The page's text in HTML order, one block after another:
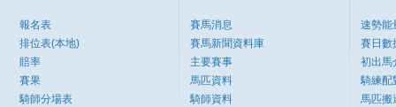
報名表
排位表(本地)
賠率
賽果
騎師分場表
賽馬消息
賽馬新聞資料庫
主要賽事
馬匹資料
騎師資料
速勢能
賽日數
初出馬
騎練配
馬匹搬